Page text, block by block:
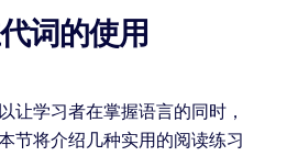
词的使用
让学习者在掌握语言的同时，
节将介绍几种实用的阅读练习